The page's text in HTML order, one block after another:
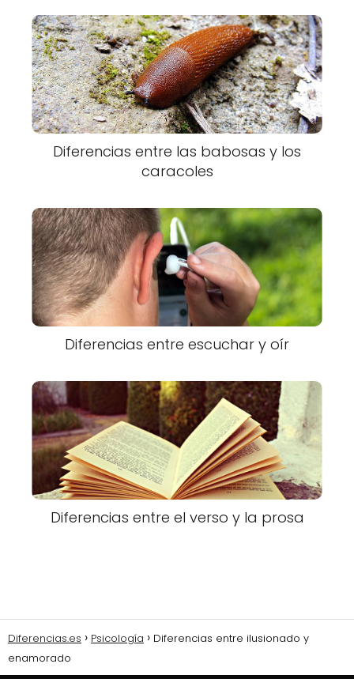
Diferencias entre las babosas y los
caracoles
Diferencias entre escuchar y oír
Diferencias entre el verso y la prosa
Diferencias.es Psicología
Diferencias entre ilusionado y
enamorado